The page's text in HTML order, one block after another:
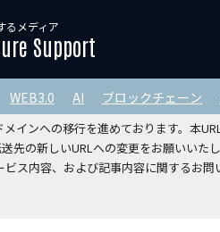
お知らせ】
イトの運営は株式会社ベクターホールデ
インへの移行を進めております。本
先の新しいURLへの変更をお願いいたし
ス内容、および記事内容に関するお
るメディア
Support
WEB3.0 AI ブロックチェーン